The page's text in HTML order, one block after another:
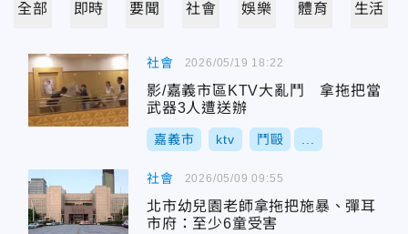
全部 即時 要聞 社會 娛樂 體育 生活
社會
影/嘉義市區KTV大亂鬥 拿拖把當
武器3人遭送辦
嘉義市 ktv 鬥毆
2026/05/19 18:22
社會
北市幼兒園老師拿拖把施暴、彈耳
市府：至少6童受害
2026/05/09 09:55